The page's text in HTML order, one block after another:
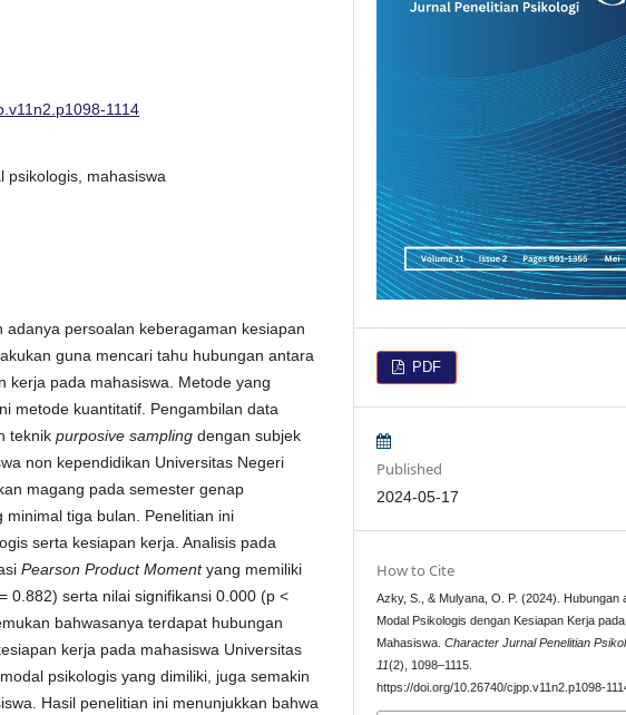
1114
psikologis, mahasiswa
adanya persoalan keberagaman kesiapan
guna mencari tahu hubungan antara
kerja pada mahasiswa. Metode yang
metode kuantitatif. Pengambilan data
teknik purposive sampling dengan subjek
non kependidikan Universitas Negeri
magang pada semester genap
tiga bulan. Penelitian ini
serta kesiapan kerja. Analisis pada
Pearson Product Momentyang memiliki
0.882) serta nilai signifikansi 0.000 (p <
bahwasanya terdapat hubungan
kerja pada mahasiswa Universitas
psikologis yang dimiliki, juga semakin
Hasil penelitian ini menunjukkan bahwa
PDF
Published
2024-05-17
How to Cite
Azky, S., & Mulyana, O. P. (2024). Hubungan
Modal Psikologis dengan Kesiapan Kerja pada
Mahasiswa.Character Jurnal Penelitian
11(2), 1098–1115.
https://doi.org/10.26740/cjpp.v11n2.p1098-